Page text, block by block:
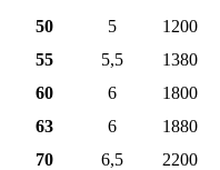
50
5 1200
55
5,5 1380
60
6 1800
63
6 1880
70
6,5 2200